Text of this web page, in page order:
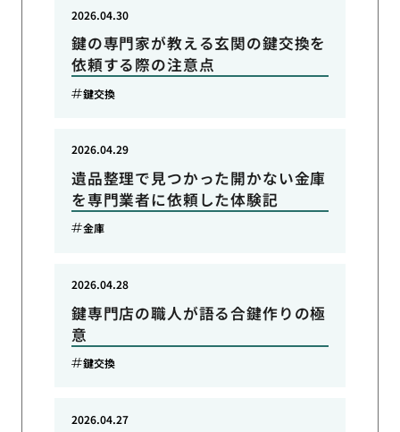
鍵の専門家が教える玄関の鍵交換を
依頼する際の注意点
2026.04.30
鍵交換
遺品整理で見つかった開かない金庫
を専門業者に依頼した体験記
2026.04.29
金庫
鍵専門店の職人が語る合鍵作りの極
意
2026.04.28
鍵交換
2026.04.27